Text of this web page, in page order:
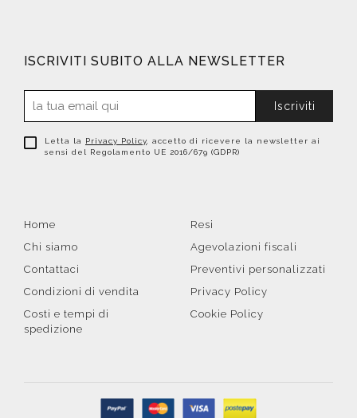
ISCRIVITI SUBITO ALLA NEWSLETTER
Iscriviti
Letta la Privacy Policy , accetto di ricevere la newsletter ai
sensi del Regolamento UE 2016/679 (GDPR)
Home
Chi siamo
Contattaci
Condizioni di vendita
Costi e tempi di
spedizione
Resi
Agevolazioni fiscali
Preventivi personalizzati
Privacy Policy
Cookie Policy